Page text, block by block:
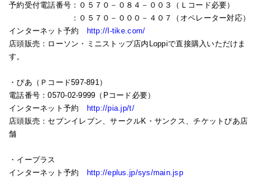
予約受付電話番号：０５７０－０８４－００３（Ｌコード必要）
：０５７０－０００－４０７（オペレーター対応）
インターネット予約
http://l-tike.com/
店頭販売：ローソン・ミニストップ店内Loppiで直接購入いただけま
す。
・ぴあ（Ｐコード597-891）
電話番号：0570-02-9999（Pコード必要）
インターネット予約
http://pia.jp/t/
店頭販売：セブンイレブン、サークルK・サンクス、チケットぴあ店
舗
・イープラス
インターネット予約
http://eplus.jp/sys/main.jsp